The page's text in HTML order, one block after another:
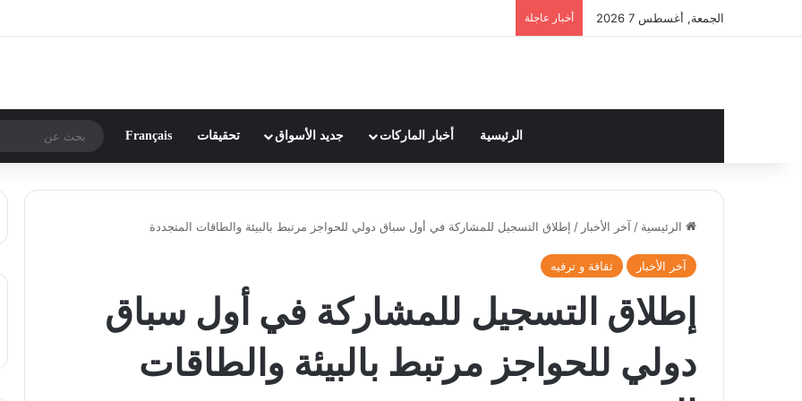
الجمعة, أغسطس 7 2026 أخبار عاجلة
الرئيسية أخبار الماركات جديد الأسواق تحقيقات Français
الرئيسية / آخر الأخبار / إطلاق التسجيل للمشاركة في أول سباق دولي للحواجز مرتبط بالبيئة والطاقات المتجددة
آخر الأخبار ثقافة و ترفيه
إطلاق التسجيل للمشاركة في أول سباق
دولي للحواجز مرتبط بالبيئة والطاقات